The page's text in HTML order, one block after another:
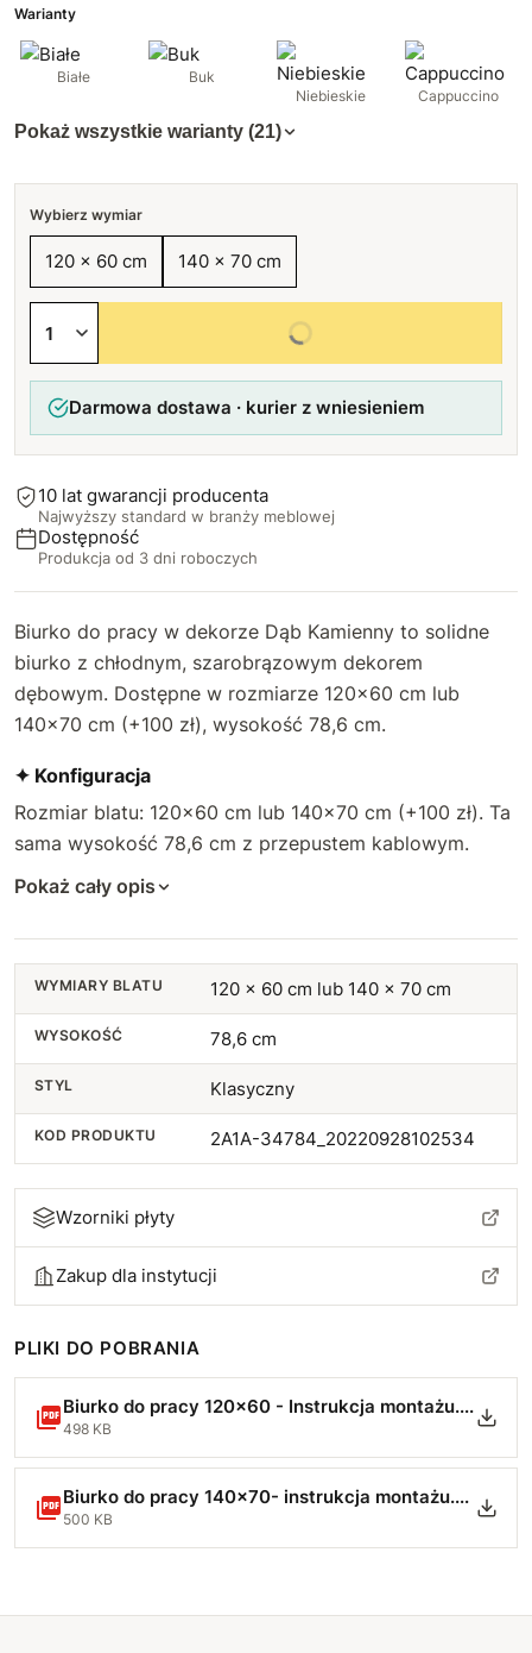
Warianty
Białe
Buk
Niebieskie
Cappuccino
Pokaż wszystkie warianty (21)
Wybierz wymiar
120 x 60 cm 140 x 70 cm
Wybierz wszystkie opcje
Darmowa dostawa · kurier z wniesieniem
10 lat gwarancji producenta
Najwyższy standard w branży meblowej
Dostępność
Produkcja od 3 dni roboczych
Biurko do pracy w dekorze Dąb Kamienny to solidne
biurko z chłodnym, szarobrązowym dekorem
dębowym. Dostępne w rozmiarze 120×60 cm lub
140×70 cm (+100 zł), wysokość 78,6 cm.
✦ Konfiguracja
Rozmiar blatu: 120×60 cm lub 140×70 cm (+100 zł). Ta
sama wysokość 78,6 cm z przepustem kablowym.
Pokaż cały opis
WYMIARY BLATU 120 x 60 cm lub 140 x 70 cm
WYSOKOŚĆ 78,6 cm
STYL Klasyczny
KOD PRODUKTU 2A1A-34784_20220928102534
Wzorniki płyty
Zakup dla instytucji
PLIKI DO POBRANIA
Biurko do pracy 120x60 - Instrukcja montażu.pdf
498 KB
Biurko do pracy 140x70- instrukcja montażu.pdf
500 KB